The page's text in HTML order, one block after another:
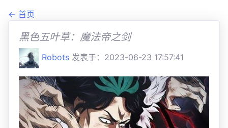
← 首页
黑色五叶草：魔法帝之剑
Robots 发表于：2023-06-23 17:57:41